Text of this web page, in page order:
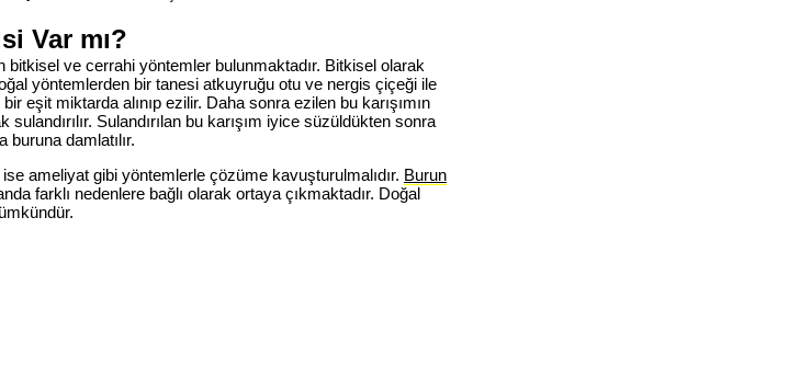
Var mı?
bitkisel ve cerrahi yöntemler bulunmaktadır. Bitkisel olarak
yöntemlerden bir tanesi atkuyruğu otu ve nergis çiçeği ile
eşit miktarda alınıp ezilir. Daha sonra ezilen bu karışımın
Sulandırılan bu karışım iyice süzüldükten sonra
damlatılır.
ameliyat gibi yöntemlerle çözüme kavuşturulmalıdır. Burun
farklı nedenlere bağlı olarak ortaya çıkmaktadır. Doğal